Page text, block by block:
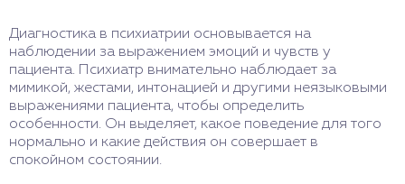
состоянии аффекта.
профессионализма, компетентности и опыта
проводящего экспертизу специалиста-психиатра.
Наши врачи обладают этими характеристиками.
Диагностика в психиатрии основывается на
наблюдении за выражением эмоций и чувств у
пациента. Психиатр внимательно наблюдает за
мимикой, жестами, интонацией и другими неязыковыми
выражениями пациента, чтобы определить
особенности. Он выделяет, какое поведение для того
нормально и какие действия он совершает в
спокойном состоянии.